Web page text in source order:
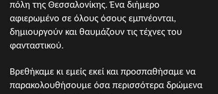
πόλη της Θεσσαλονίκης. Ένα διήμερο
αφιερωμένο σε όλους όσους εμπνέονται,
δημιουργούν και θαυμάζουν τις τέχνες του
φανταστικού.
Βρεθήκαμε κι εμείς εκεί και προσπαθήσαμε να
παρακολουθήσουμε όσα περισσότερα δρώμενα